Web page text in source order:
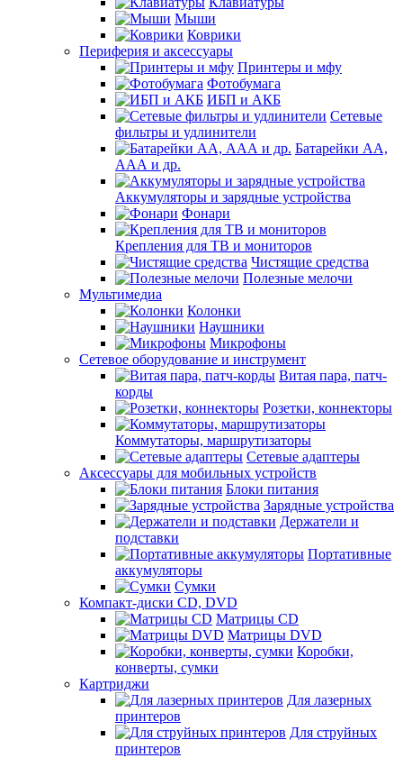
Мыши
Коврики
Периферия и аксессуары
Принтеры и мфу
Фотобумага
ИБП и АКБ
Сетевые
фильтры и удлинители
Батарейки АА,
ААА и др.
Аккумуляторы и зарядные устройства
Фонари
Крепления для ТВ и мониторов
Чистящие средства
Полезные мелочи
Мультимедиа
Колонки
Наушники
Микрофоны
Сетевое оборудование и инструмент
Витая пара, патч-
корды
Розетки, коннекторы
Коммутаторы, маршрутизаторы
Сетевые адаптеры
Аксессуары для мобильных устройств
Блоки питания
Зарядные устройства
Держатели и
подставки
Портативные
аккумуляторы
Сумки
Компакт-диски CD, DVD
Матрицы CD
Матрицы DVD
Коробки,
конверты, сумки
Картриджи
Для лазерных
принтеров
Для струйных
принтеров